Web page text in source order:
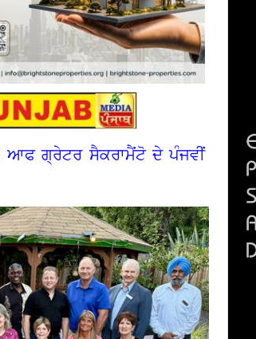
ਆਫ ਗ੍ਰੇਟਰ ਸੈਕਰਾਮੈਂਟੋ ਦੇ ਪੰਜਵੀਂ